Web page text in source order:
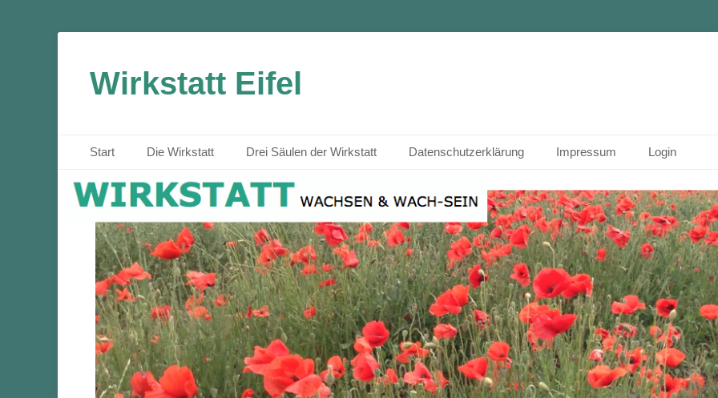
Wirkstatt Eifel
Primäres Menü
Inhalt
Start Die Wirkstatt Drei Säulen der Wirkstatt Datenschutzerklärung Impressum Login